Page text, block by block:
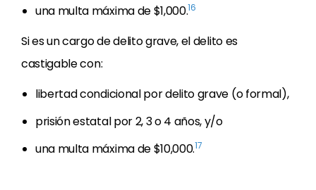
una multa máxima de $1,000.16
Si es un cargo de delito grave, el delito es
castigable con:
libertad condicional por delito grave (o formal),
prisión estatal por 2, 3 o 4 años, y/o
una multa máxima de $10,000.17